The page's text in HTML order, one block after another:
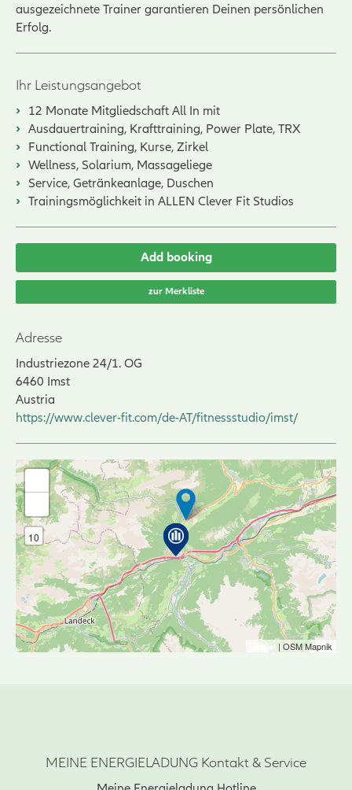
ausgezeichnete Trainer garantieren Deinen persönlichen
Erfolg.
Ihr Leistungsangebot
12 Monate Mitgliedschaft All In mit
Ausdauertraining, Krafttraining, Power Plate, TRX
Functional Training, Kurse, Zirkel
Wellness, Solarium, Massageliege
Service, Getränkeanlage, Duschen
Trainingsmöglichkeit in ALLEN Clever Fit Studios
Add booking
zur Merkliste
Adresse
Industriezone 24/1. OG
6460 Imst
Austria
https://www.clever-fit.com/de-AT/fitnessstudio/imst/
10
Leaflet | OSM Mapnik
MEINE ENERGIELADUNG Kontakt & Service